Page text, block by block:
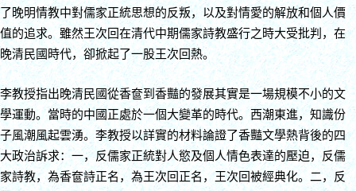
了晚明情教中對儒家正統思想的反叛，以及對情愛的解放和個人價
值的追求。雖然王次回在清代中期儒家詩教盛行之時大受批判，在
晚清民國時代，卻掀起了一股王次回熱。
李教授指出晚清民國從香奩到香豔的發展其實是一場規模不小的文
學運動。當時的中國正處於一個大變革的時代。西潮東進，知識份
子風潮風起雲湧。李教授以詳實的材料論證了香豔文學熱背後的四
大政治訴求：一，反儒家正統對人慾及個人情色表達的壓迫，反儒
家詩教，為香奩詩正名，為王次回正名，王次回被經典化。二，反